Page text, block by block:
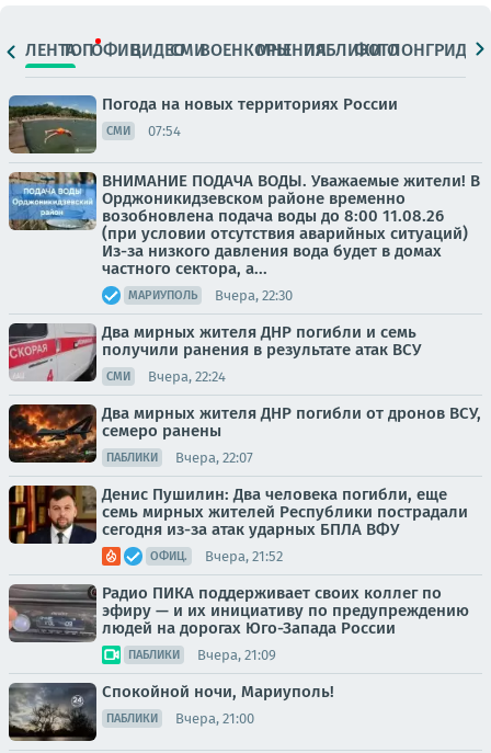
ЛЕНТАТОПОФИЦ.ВИДЕОСМИВОЕНКОРЫМНЕНИЯПАБЛИКИ
ФОТОЛОНГРИДЫ
Погода на новых территориях России
СМИ 07:54
ВНИМАНИЕ ПОДАЧА ВОДЫ. Уважаемые жители! В
Орджоникидзевском районе временно
возобновлена подача воды до 8:00 11.08.26
(при условии отсутствия аварийных ситуаций)
Из-за низкого давления вода будет в домах
частного сектора, а...
МАРИУПОЛЬ Вчера, 22:30
Два мирных жителя ДНР погибли и семь
получили ранения в результате атак ВСУ
СМИ Вчера, 22:24
Два мирных жителя ДНР погибли от дронов ВСУ,
семеро ранены
ПАБЛИКИ Вчера, 22:07
Денис Пушилин: Два человека погибли, еще
семь мирных жителей Республики пострадали
сегодня из-за атак ударных БПЛА ВФУ
ОФИЦ. Вчера, 21:52
Радио ПИКА поддерживает своих коллег по
эфиру — и их инициативу по предупреждению
людей на дорогах Юго-Запада России
ПАБЛИКИ Вчера, 21:09
Спокойной ночи, Мариуполь!
ПАБЛИКИ Вчера, 21:00